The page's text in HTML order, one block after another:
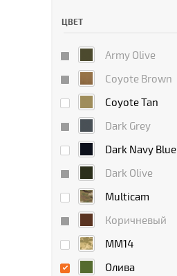
ЦВЕТ
Army Olive
Coyote Brown
Coyote Tan
Dark Grey
Dark Navy Blue
Dark Olive
Multicam
Коричневый
ММ14
Олива